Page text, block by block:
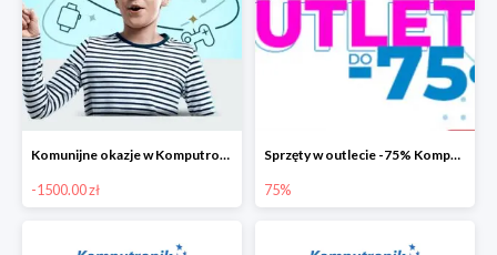
Komunijne okazje w Komputronik do -1500 zł
-1500.00 zł
Sprzęty w outlecie -75% Komputronik.pl
75%